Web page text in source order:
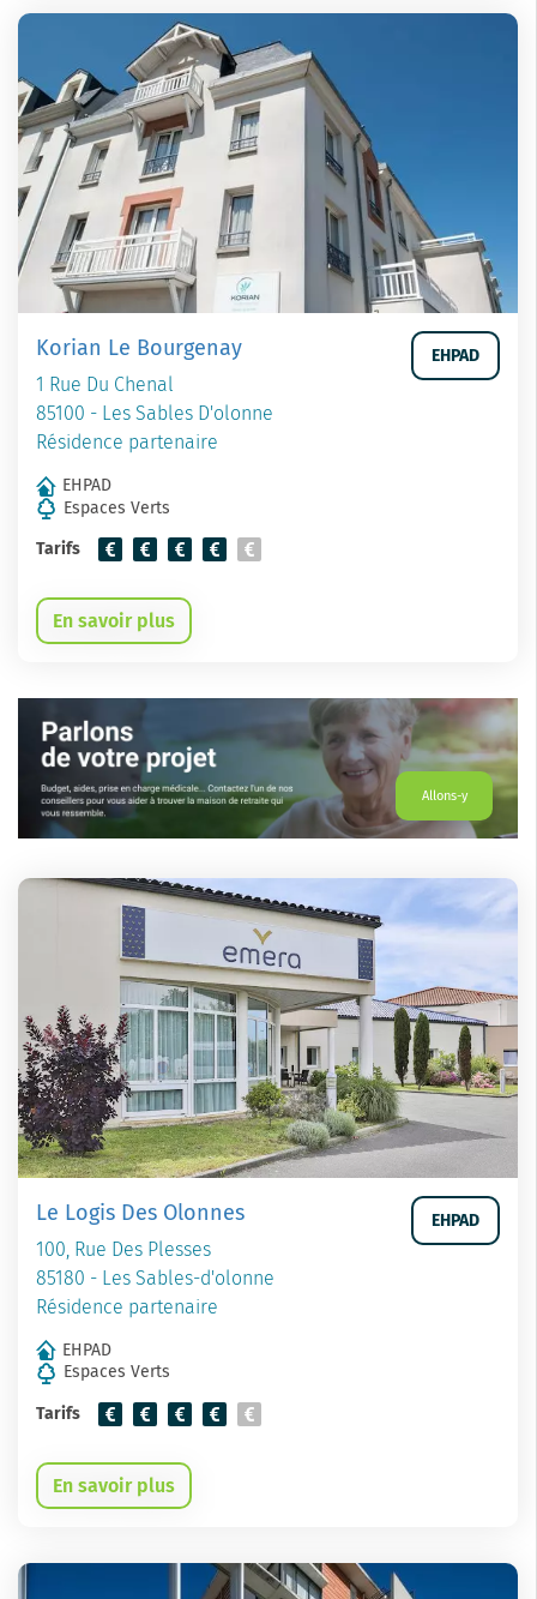
Korian Le Bourgenay
1 Rue Du Chenal
85100 - Les Sables D'olonne
Résidence partenaire
EHPAD
EHPAD
Espaces Verts
Tarifs
En savoir plus
Allons-y
Le Logis Des Olonnes
100, Rue Des Plesses
85180 - Les Sables-d'olonne
Résidence partenaire
EHPAD
EHPAD
Espaces Verts
Tarifs
En savoir plus